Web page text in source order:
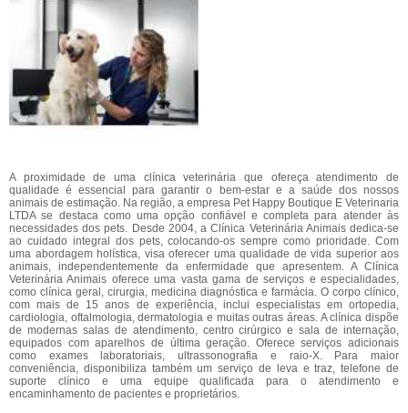
A proximidade de uma clínica veterinária que ofereça atendimento de
qualidade é essencial para garantir o bem-estar e a saúde dos nossos
animais de estimação. Na região, a empresa Pet Happy Boutique E Veterinaria
LTDA se destaca como uma opção confiável e completa para atender às
necessidades dos pets. Desde 2004, a Clínica Veterinária Animais dedica-se
ao cuidado integral dos pets, colocando-os sempre como prioridade. Com
uma abordagem holística, visa oferecer uma qualidade de vida superior aos
animais, independentemente da enfermidade que apresentem. A Clínica
Veterinária Animais oferece uma vasta gama de serviços e especialidades,
como clínica geral, cirurgia, medicina diagnóstica e farmácia. O corpo clínico,
com mais de 15 anos de experiência, inclui especialistas em ortopedia,
cardiologia, oftalmologia, dermatologia e muitas outras áreas. A clínica dispõe
de modernas salas de atendimento, centro cirúrgico e sala de internação,
equipados com aparelhos de última geração. Oferece serviços adicionais
como exames laboratoriais, ultrassonografia e raio-X. Para maior
conveniência, disponibiliza também um serviço de leva e traz, telefone de
suporte clínico e uma equipe qualificada para o atendimento e
encaminhamento de pacientes e proprietários.